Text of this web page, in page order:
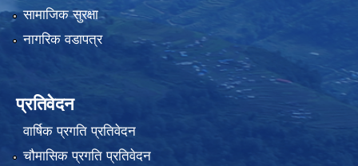
सामाजिक सुरक्षा
नागरिक वडापत्र
प्रतिवेदन
वार्षिक प्रगति प्रतिवेदन
चौमासिक प्रगति प्रतिवेदन